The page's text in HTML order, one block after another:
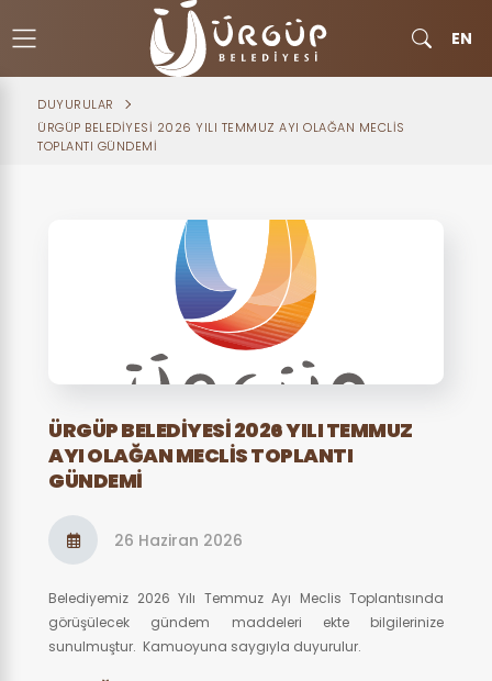
EN
DUYURULAR
ÜRGÜP BELEDİYESİ 2026 YILI TEMMUZ AYI OLAĞAN MECLİS
TOPLANTI GÜNDEMİ
ÜRGÜP BELEDİYESİ 2026 YILI TEMMUZ
AYI OLAĞAN MECLİS TOPLANTI
GÜNDEMİ
26 Haziran 2026
Belediyemiz 2026 Yılı Temmuz Ayı Meclis Toplantısında
görüşülecek gündem maddeleri ekte bilgilerinize
sunulmuştur. Kamuoyuna saygıyla duyurulur.